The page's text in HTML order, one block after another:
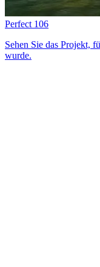
Perfect 106
Sehen Sie das Projekt,
wurde.